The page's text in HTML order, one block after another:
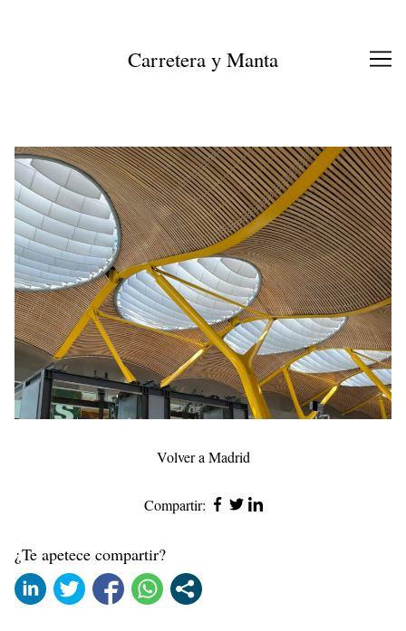
Carretera y Manta
Volver a Madrid
Compartir:
¿Te apetece compartir?